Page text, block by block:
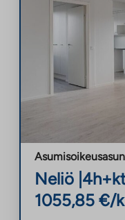
Neliö
1055,85 €/